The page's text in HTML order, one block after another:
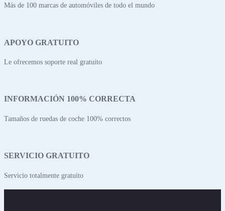
Más de 100 marcas de automóviles de todo el mundo
APOYO GRATUITO
Le ofrecemos soporte real gratuito
INFORMACIÓN 100% CORRECTA
Tamaños de ruedas de coche 100% correctos
SERVICIO GRATUITO
Servicio totalmente gratuito